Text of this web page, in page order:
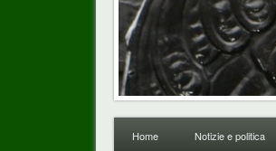
Home Notizie e politica